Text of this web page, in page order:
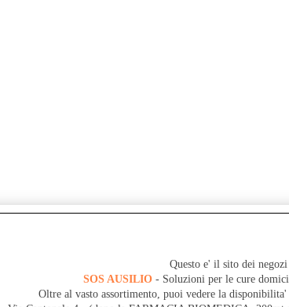
Questo e' il sito dei negozi
SOS AUSILIO- Soluzioni per le cure
Oltre al vasto assortimento, puoi vedere la